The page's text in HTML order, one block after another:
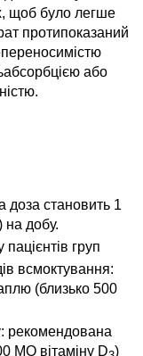
щоб було легше
протипоказаний
або
доза становить 1
на добу.
пацієнтів груп
всмоктування:
(близько 500
рекомендована
МО вітаміну D )